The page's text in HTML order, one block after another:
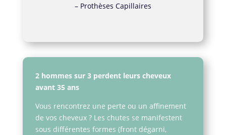
– Prothèses Capillaires
2 hommes sur 3 perdent leurs cheveux
avant 35 ans
Vous rencontrez une perte ou un affinement
de vos cheveux ? Les chutes se manifestent
sous différentes formes (front dégarni,